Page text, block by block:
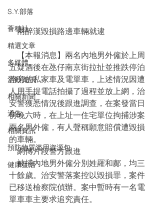
S.Y.部落
薈穗社
精選文章
多媒體
活動資訊
相關新聞
通告
相關資訊
預防物質濫用資源包
健康生活
    兩醉漢毀損路邊車輛就逮
五疑酒後在氹仔南京街拉扯並推跌停泊
路旁的私家車及電單車，上述情況因遭
人用手提電話拍攝了過程並放上網，治
安警獲悉情況後跟進調查，在案發當日
傍晚六時，在上址一住宅單位拘捕涉案
兩名男外僱，有人聲稱願意賠償遭毀損
的車輛。
    網傳片段警方跟進
    被捕內地男外僱分別姓羅和鄺，均三
十餘歲。治安警落案控以毀損罪，案件
已移送檢察院偵辦。案中暫時有一名電
單車車主要求追究責任。